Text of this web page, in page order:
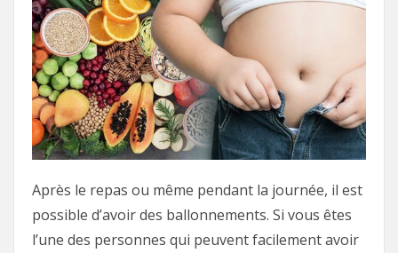
Après le repas ou même pendant la journée, il est
possible d’avoir des ballonnements. Si vous êtes
l’une des personnes qui peuvent facilement avoir